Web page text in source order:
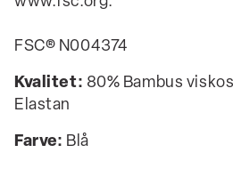
FSC® N004374
Kvalitet: 80% Bambus
Elastan
Farve: Blå